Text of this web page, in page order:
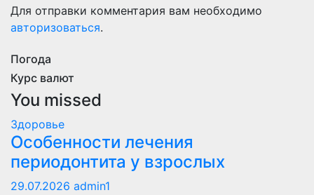
Для отправки комментария вам необходимо
авторизоваться.
Погода
Курс валют
You missed
Здоровье
Особенности лечения
периодонтита у взрослых
29.07.2026 admin1